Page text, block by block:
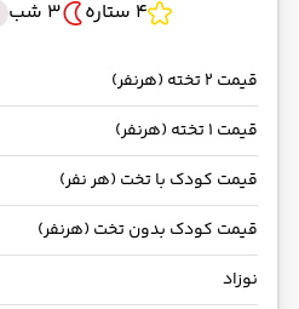
4 ستاره
3 شب
قیمت 2 تخته (هرنفر)
قیمت 1 تخته (هرنفر)
قیمت کودک با تخت (هر نفر)
قیمت کودک بدون تخت (هرنفر)
نوزاد